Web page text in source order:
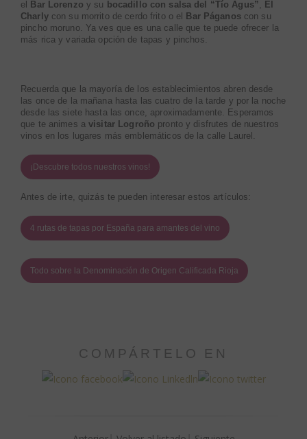
el
Bar Lorenzo y su bocadillo con salsa del “Tío Agus” ,
El
Charlycon su morrito de cerdo frito o el Bar Páganoscon su
pincho moruno. Ya ves que es una calle que te puede ofrecer la
más rica y variada opción de tapas y pinchos.
Recuerda que la mayoría de los establecimientos abren desde
las once de la mañana hasta las cuatro de la tarde y por la noche
desde las siete hasta las once, aproximadamente. Esperamos
que te animes avisitar Logroño pronto y disfrutes de nuestros
vinos en los lugares más emblemáticos de la calle Laurel.
¡Descubre todos nuestros vinos!
Antes de irte, quizás te pueden interesar estos artículos:
4 rutas de tapas por España para amantes del vino
Todo sobre la Denominación de Origen Calificada Rioja
COMPÁRTELO EN